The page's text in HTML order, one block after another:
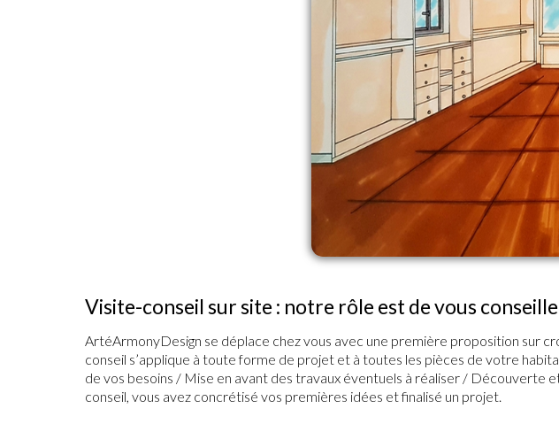
Visite-conseil sur site : notre rôle est de vous
ArtéArmonyDesign se déplace chez vous avec une première proposition sur
conseil s’applique à toute forme de projet et à toutes les pièces de votre
de vos besoins / Mise en avant des travaux éventuels à réaliser / Découverte
conseil, vous avez concrétisé vos premières idées et finalisé un projet.